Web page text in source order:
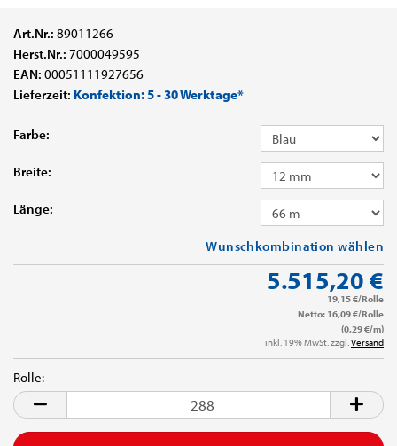
Art.Nr.: 89011266
Herst.Nr.: 7000049595
EAN: 00051111927656
Lieferzeit: Konfektion: 5 - 30 Werktage*
Farbe:
Breite:
Länge:
Wunschkombination wählen
5.515,20 €
19,15 €/Rolle
Netto: 16,09 €/Rolle
(0,29 €/m)
inkl. 19% MwSt. zzgl.Versand
Rolle:
Rolle